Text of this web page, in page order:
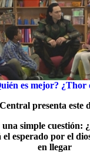
es mejor?
presenta este
simple
esperado por el
en llegar